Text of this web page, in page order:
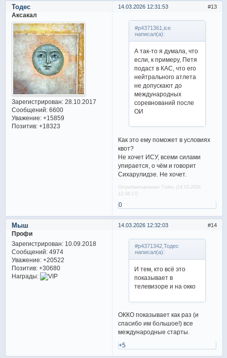
13
14.03.2026 12:31:53
Тодес
Аксакал
Зарегистрирован: 28.10.2017
Сообщений:6600
Уважение: +15859
Позитив: +18323
#p4371361,ice
написал(а):
А так-то я думала, что
если, к примеру, Петя
подаст в КАС, что его
нейтрального атлета
не допускают до
международных
соревнований после
ОИ
Как это ему поможет в условиях
квот?
Не хочет ИСУ, всеми силами
упирается, о чём и говорит
Сихарулидзе. Не хочет.
Отредактировано Тодес (14.03.2026
12:34:17)
0
14
14.03.2026 12:32:03
Мыш
Профи
Зарегистрирован: 10.09.2018
Сообщений:4974
Уважение: +20522
Позитив: +30680
Награды:
#p4371342,Тодес
написал(а):
И тем, кто всё это
показывает в
телевизоре и на окко
ОККО показывает как раз (и
спасибо им большое!) все
международные старты.
+5